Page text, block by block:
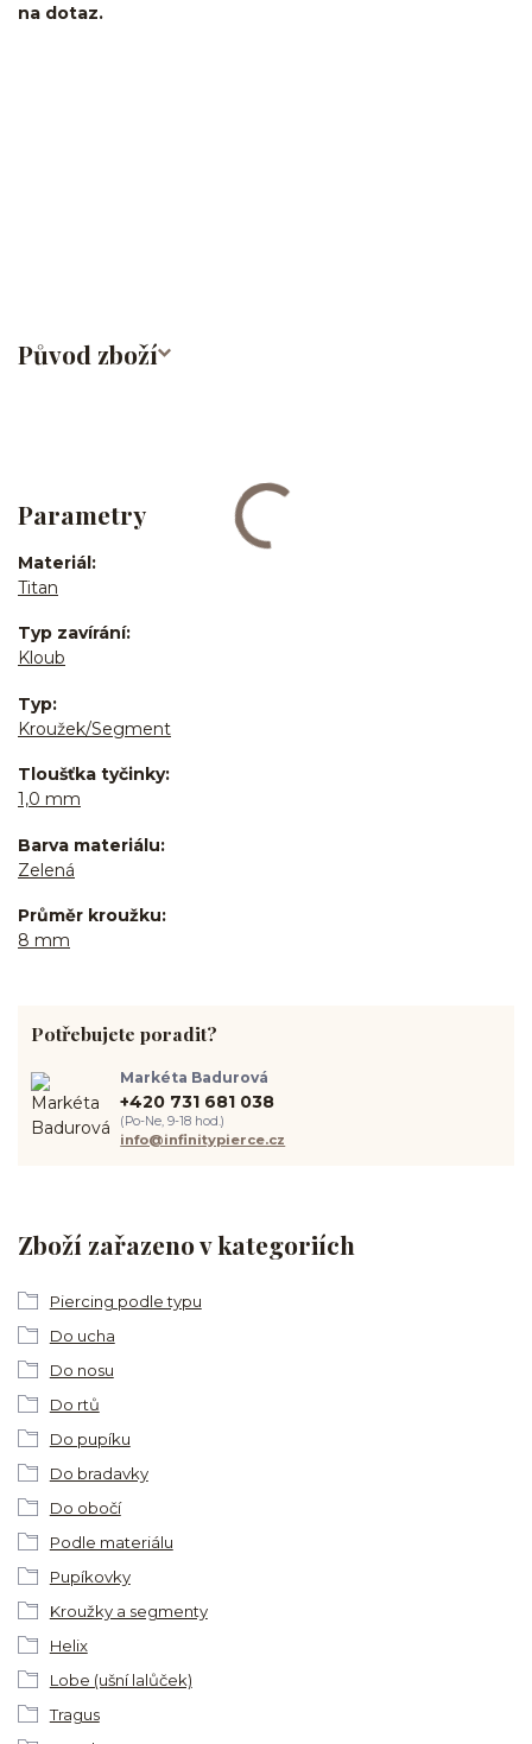
na dotaz.
Původ zboží
Parametry
Materiál
Titan
Typ zavírání
Kloub
Typ
Kroužek/Segment
Tloušťka tyčinky
1,0 mm
Barva materiálu
Zelená
Průměr kroužku
8 mm
Zboží zařazeno v kategoriích
Piercing podle typu
Do ucha
Do nosu
Do rtů
Do pupíku
Do bradavky
Do obočí
Podle materiálu
Pupíkovky
Kroužky a segmenty
Helix
Lobe (ušní lalůček)
Tragus
Potřebujete poradit?
Markéta Badurová
+420 731 681 038
(Po-Ne, 9-18 hod.)
info@infinitypierce.cz